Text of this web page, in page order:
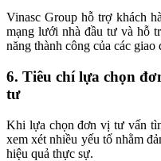
Vinasc Group hỗ trợ khách
mạng lưới nhà đầu tư và hỗ
năng thành công của các giao
6. Tiêu chí lựa chọn
tư
Khi lựa chọn đơn vị tư vấn
xem xét nhiều yếu tố nhằm
hiệu quả thực sự.